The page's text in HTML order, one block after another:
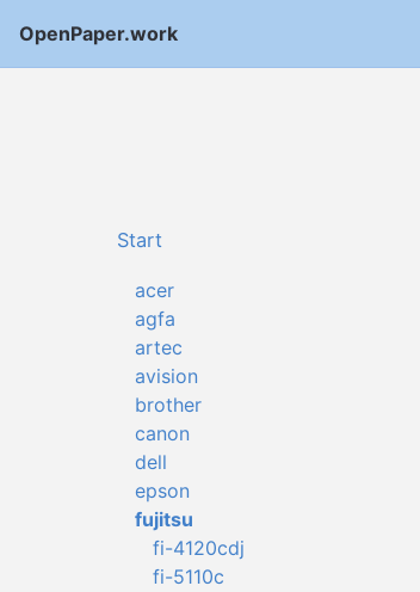
OpenPaper.work
Start
acer
agfa
artec
avision
brother
canon
dell
epson
fujitsu
fi-4120cdj
fi-5110c